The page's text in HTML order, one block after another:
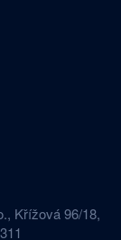
Křížová 96/18,